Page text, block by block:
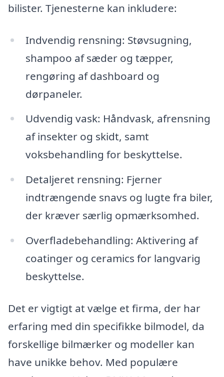
bilister. Tjenesterne kan inkludere:
Indvendig rensning: Støvsugning,
shampoo af sæder og tæpper,
rengøring af dashboard og
dørpaneler.
Udvendig vask: Håndvask, afrensning
af insekter og skidt, samt
voksbehandling for beskyttelse.
Detaljeret rensning: Fjerner
indtrængende snavs og lugte fra biler,
der kræver særlig opmærksomhed.
Overfladebehandling: Aktivering af
coatinger og ceramics for langvarig
beskyttelse.
Det er vigtigt at vælge et firma, der har
erfaring med din specifikke bilmodel, da
forskellige bilmærker og modeller kan
have unikke behov. Med populære